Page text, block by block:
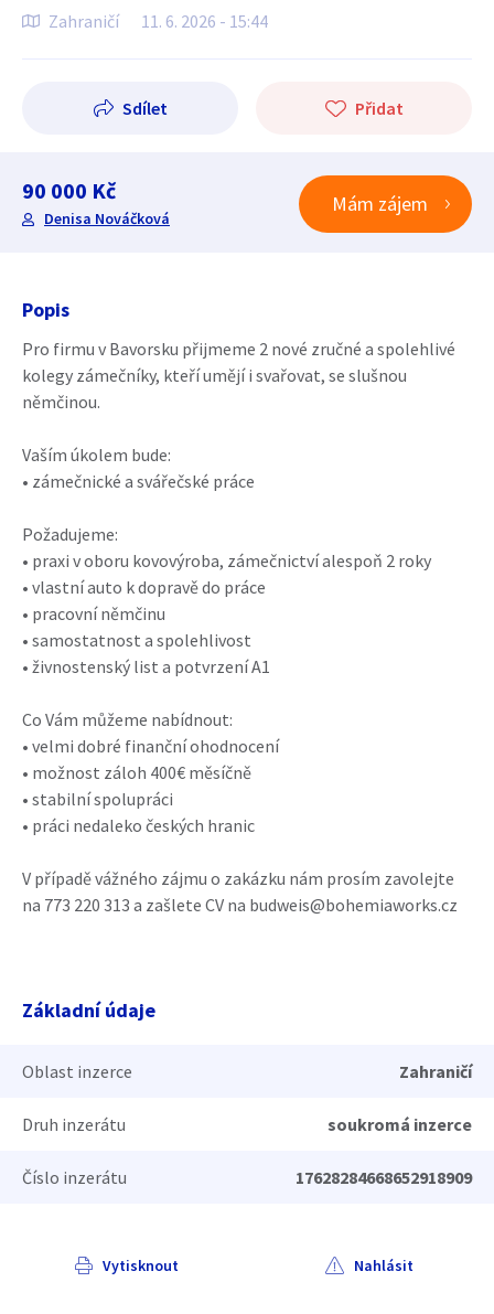
Zahraničí 11. 6. 2026 - 15:44
Sdílet Přidat
90 000 Kč
Denisa Nováčková
Mám zájem
Popis
Pro firmu v Bavorsku přijmeme 2 nové zručné a spolehlivé
kolegy zámečníky, kteří umějí i svařovat, se slušnou
němčinou.
Vaším úkolem bude:
• zámečnické a svářečské práce
Požadujeme:
• praxi v oboru kovovýroba, zámečnictví alespoň 2 roky
• vlastní auto k dopravě do práce
• pracovní němčinu
• samostatnost a spolehlivost
• živnostenský list a potvrzení A1
Co Vám můžeme nabídnout:
• velmi dobré finanční ohodnocení
• možnost záloh 400€ měsíčně
• stabilní spolupráci
• práci nedaleko českých hranic
V případě vážného zájmu o zakázku nám prosím zavolejte
na 773 220 313 a zašlete CV na budweis@bohemiaworks.cz
Základní údaje
Oblast inzerce Zahraničí
Druh inzerátu soukromá inzerce
Číslo inzerátu 17628284668652918909
Vytisknout Nahlásit